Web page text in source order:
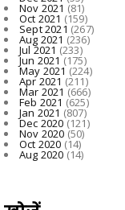
Nov 2021 (81)
Oct 2021 (159)
Sept 2021 (267)
Aug 2021 (236)
Jul 2021 (233)
Jun 2021(175)
May 2021(224)
Apr 2021 (211)
Mar 2021 (666)
Feb 2021 (625)
Jan 2021 (807)
Dec 2020(121)
Nov 2020 (50)
Oct 2020 (14)
Aug 2020(14)